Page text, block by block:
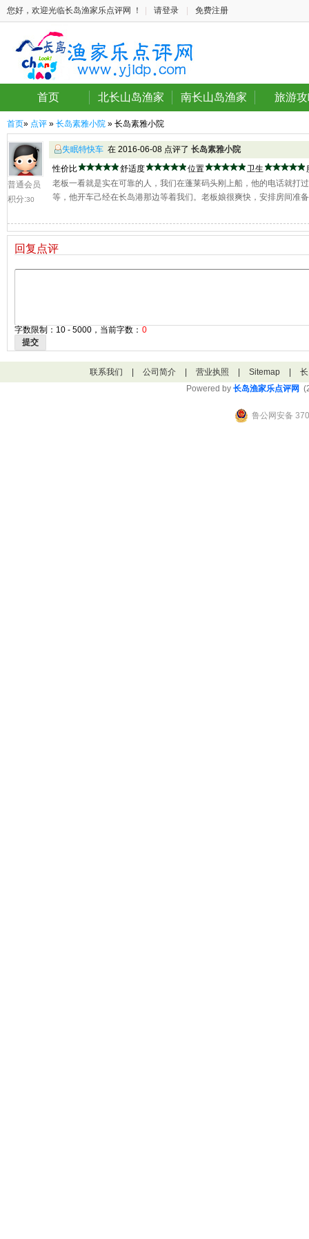
您好，欢迎光临长岛渔家乐点评网 ！ 请登录 免费注册
首页 北长山岛渔家 南长山岛渔家 旅游
首页» 点评 » 长岛素雅小院 » 长岛素雅小院
普通会员
积分:30
失眠特快车 在 2016-06-08 点评了 长岛素雅小院
性价比
舒适度 位置 卫生
老板一看就是实在可靠的人，我们在蓬莱码头刚上船，他的电话就打
等，他开车己经在长岛港那边等着我们。老板娘很爽快，安排房间准
回复点评
字数限制：10 - 5000，当前字数： 0
提交
联系我们 公司简介 营业执照 Sitemap
Powered by 长岛渔家乐点评网
鲁公网安备